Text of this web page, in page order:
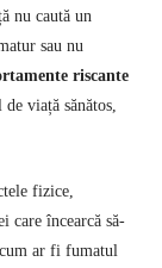
nu caută un
sau nu
riscante
viață sănătos,
fizice,
care încearcă să-
ar fi fumatul